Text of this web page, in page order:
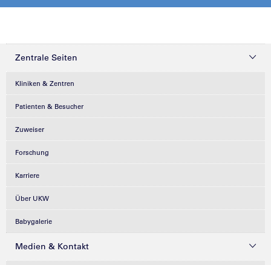
Zentrale Seiten
Kliniken & Zentren
Patienten & Besucher
Zuweiser
Forschung
Karriere
Über UKW
Babygalerie
Medien & Kontakt